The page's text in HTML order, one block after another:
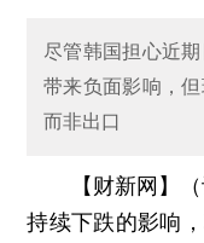
尽管韩国担心近
带来负面影响，
而非出口
【财新网】
持续下跌的影响